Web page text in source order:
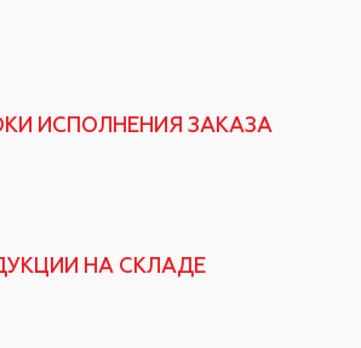
ИСПОЛНЕНИЯ ЗАКАЗА
НА СКЛАДЕ